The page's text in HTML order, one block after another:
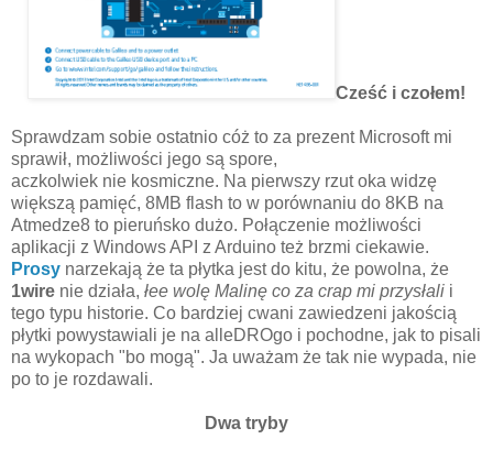
Cześć i czołem!
Sprawdzam sobie ostatnio cóż to za prezent Microsoft mi
sprawił, możliwości jego są spore,
aczkolwiek nie kosmiczne. Na pierwszy rzut oka widzę
większą pamięć, 8MB flash to w porównaniu do 8KB na
Atmedze8 to pieruńsko dużo. Połączenie możliwości
aplikacji z Windows API z Arduino też brzmi ciekawie.
Prosy narzekają że ta płytka jest do kitu, że powolna, że
1wire nie działa, łee wolę Malinę co za crap mi przysłali i
tego typu historie. Co bardziej cwani zawiedzeni jakością
płytki powystawiali je na alleDROgo i pochodne, jak to pisali
na wykopach "bo mogą". Ja uważam że tak nie wypada, nie
po to je rozdawali.
Dwa tryby